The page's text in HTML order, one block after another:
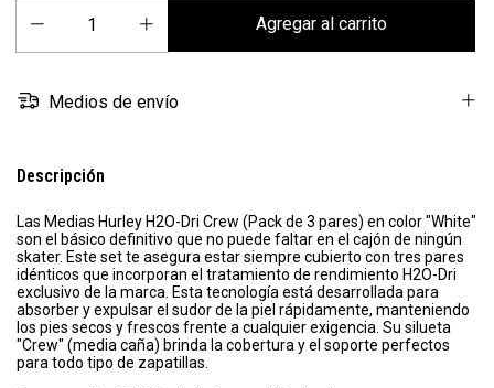
Medios de envío
Descripción
Las Medias Hurley H2O-Dri Crew (Pack de 3 pares) en color "White"
son el básico definitivo que no puede faltar en el cajón de ningún
skater. Este set te asegura estar siempre cubierto con tres pares
idénticos que incorporan el tratamiento de rendimiento H2O-Dri
exclusivo de la marca. Esta tecnología está desarrollada para
absorber y expulsar el sudor de la piel rápidamente, manteniendo
los pies secos y frescos frente a cualquier exigencia. Su silueta
"Crew" (media caña) brinda la cobertura y el soporte perfectos
para todo tipo de zapatillas.